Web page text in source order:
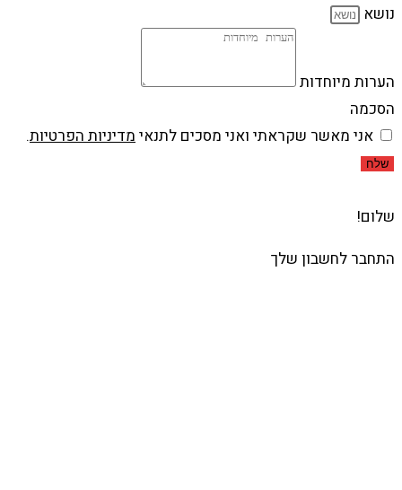
נושא
הערות מיוחדות
הסכמה
אני מאשר שקראתי ואני מסכים לתנאי מדיניות הפרטיות.
שלח
שלום!
התחבר לחשבון שלך